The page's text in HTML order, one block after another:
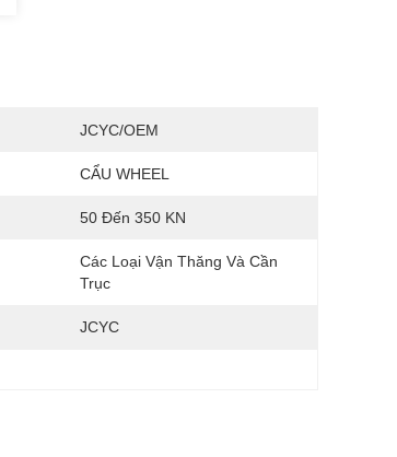
JCYC/OEM
CẨU WHEEL
50 Đến 350 KN
Các Loại Vận Thăng Và Cần
Trục
JCYC